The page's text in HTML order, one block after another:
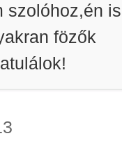
szolóhoz,én is
fözők